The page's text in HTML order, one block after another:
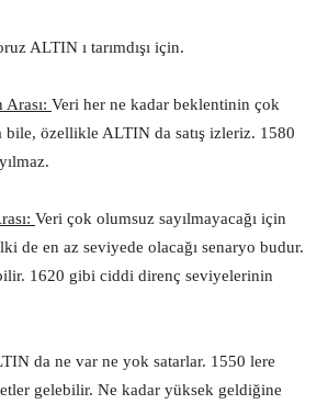
ALTIN ı tarımdışı için.
Veri her ne kadar beklentinin çok
bile, özellikle ALTIN da satış izleriz. 1580
Veri çok olumsuz sayılmayacağı için
de en az seviyede olacağı senaryo budur.
1620 gibi ciddi direnç seviyelerinin
da ne var ne yok satarlar. 1550 lere
gelebilir. Ne kadar yüksek geldiğine